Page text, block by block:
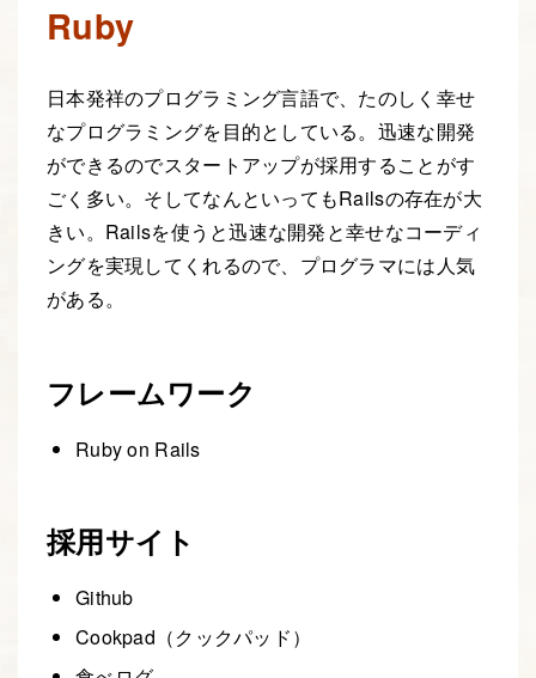
Ruby
日本発祥のプログラミング言語で、たのしく幸せ
なプログラミングを目的としている。迅速な開発
ができるのでスタートアップが採用することがす
ごく多い。そしてなんといってもRailsの存在が大
きい。Railsを使うと迅速な開発と幸せなコーディ
ングを実現してくれるので、プログラマには人気
がある。
フレームワーク
Ruby on Rails
採用サイト
Github
Cookpad（クックパッド）